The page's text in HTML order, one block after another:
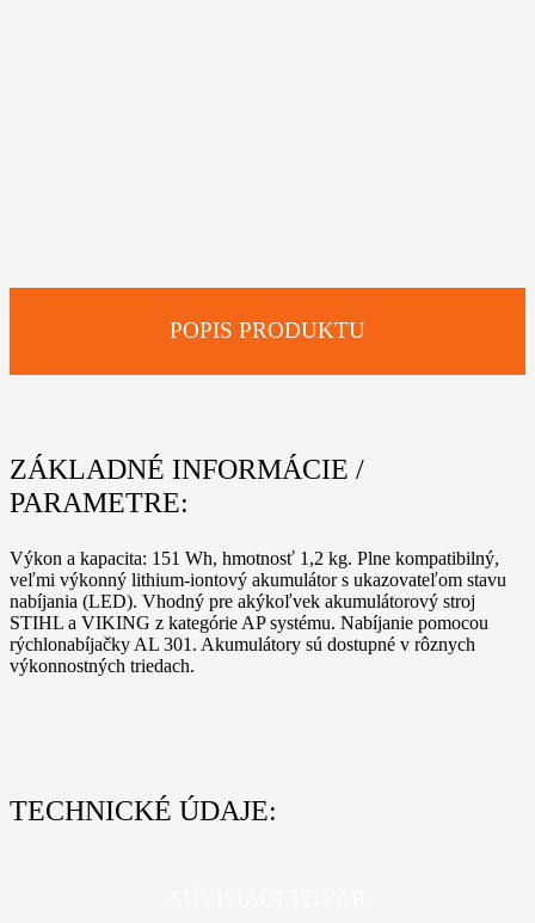
POPIS PRODUKTU
ZÁKLADNÉ INFORMÁCIE /
PARAMETRE:
Výkon a kapacita: 151 Wh, hmotnosť 1,2 kg. Plne kompatibilný,
veľmi výkonný lithium-iontový akumulátor s ukazovateľom stavu
nabíjania (LED). Vhodný pre akýkoľvek akumulátorový stroj
STIHL a VIKING z kategórie AP systému. Nabíjanie pomocou
rýchlonabíjačky AL 301. Akumulátory sú dostupné v rôznych
výkonnostných triedach.
TECHNICKÉ ÚDAJE: